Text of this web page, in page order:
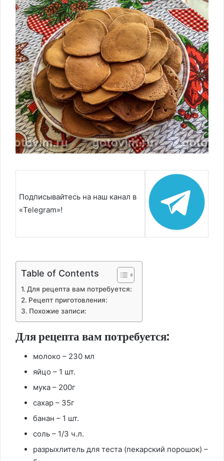
Подписывайтесь на наш канал в
«Telegram»!
Table of Contents
Для рецепта вам потребуется:
Рецепт приготовления:
Похожие записи:
Для рецепта вам потребуется:
молоко – 230 мл
яйцо – 1 шт.
мука – 200г
сахар – 35г
банан – 1 шт.
соль – 1/3 ч.л.
разрыхлитель для теста (пекарский порошок) –